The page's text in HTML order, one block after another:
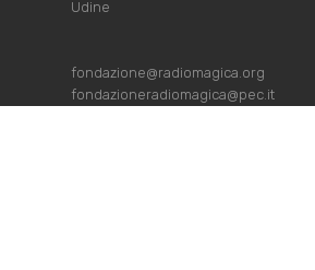
Udine
fondazione@radiomagica.org
fondazioneradiomagica@pec.it